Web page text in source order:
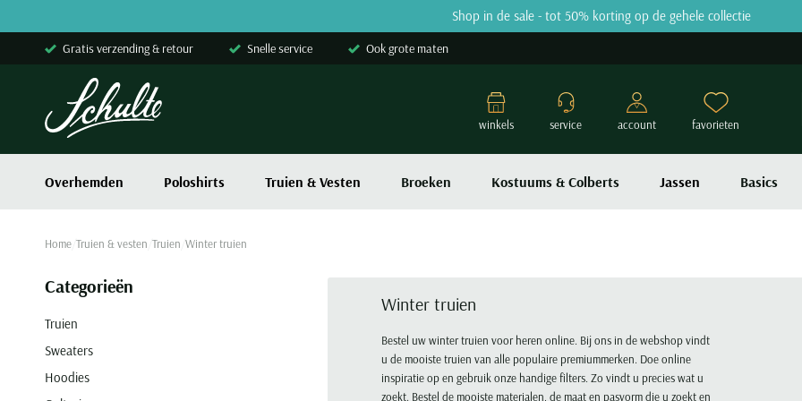
Shop in de sale - tot 50% korting op de gehele collectie
Gratis verzending & retour Snelle service Ook grote maten
Overhemden Poloshirts Truien & Vesten Broeken Kostuums & Colberts Jassen Basics
winkels service account favorieten
Home Truien & vesten Truien Winter truien
Winter truien
Bestel uw winter truien voor heren online. Bij ons in de webshop vindt
u de mooiste truien van alle populaire premiummerken. Doe online
inspiratie op en gebruik onze handige filters. Zo vindt u precies wat u
zoekt. Bestel de mooiste materialen, de maat en pasvorm die u zoekt en
Categorieën
Truien
Sweaters
Hoodies